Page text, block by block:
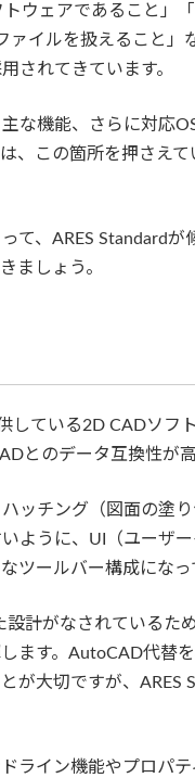
ウェアであること」
イルを扱えること」
されてきています。
な機能、さらに対応
、この箇所を押さえ
て、ARES Standard
ましょう。
している2D CADソフ
とのデータ互換性が
ッチング（図面の塗
ように、UI（ユーザ
ツールバー構成になっ
計がなされているた
ます。AutoCAD代替
が大切ですが、ARES
ライン機能やプロパ